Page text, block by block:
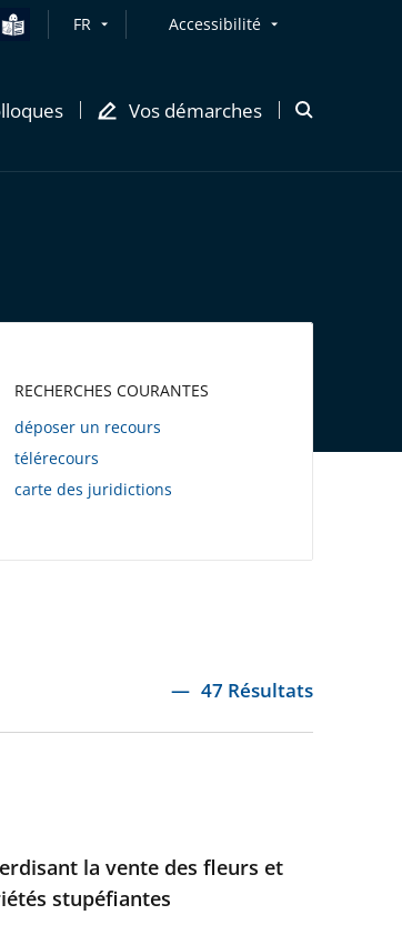
FR Accessibilité
Vos démarches
Ouvrir
RECHERCHES COURANTES
déposer un recours
télérecours
carte des juridictions
47 Résultats
la vente des fleurs et
stupéfiantes